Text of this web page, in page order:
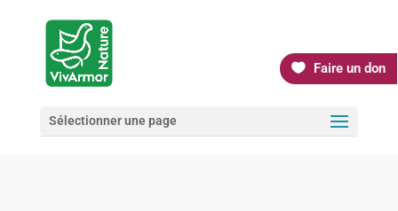
Faire un don
Sélectionner une page